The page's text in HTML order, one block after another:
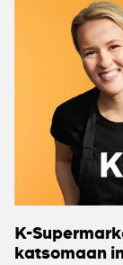
K-
katsomaan